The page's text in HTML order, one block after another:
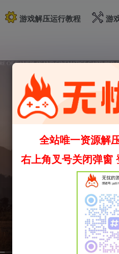
游戏解压运行教程 游
全站唯一资源解
右上角叉号关闭弹窗